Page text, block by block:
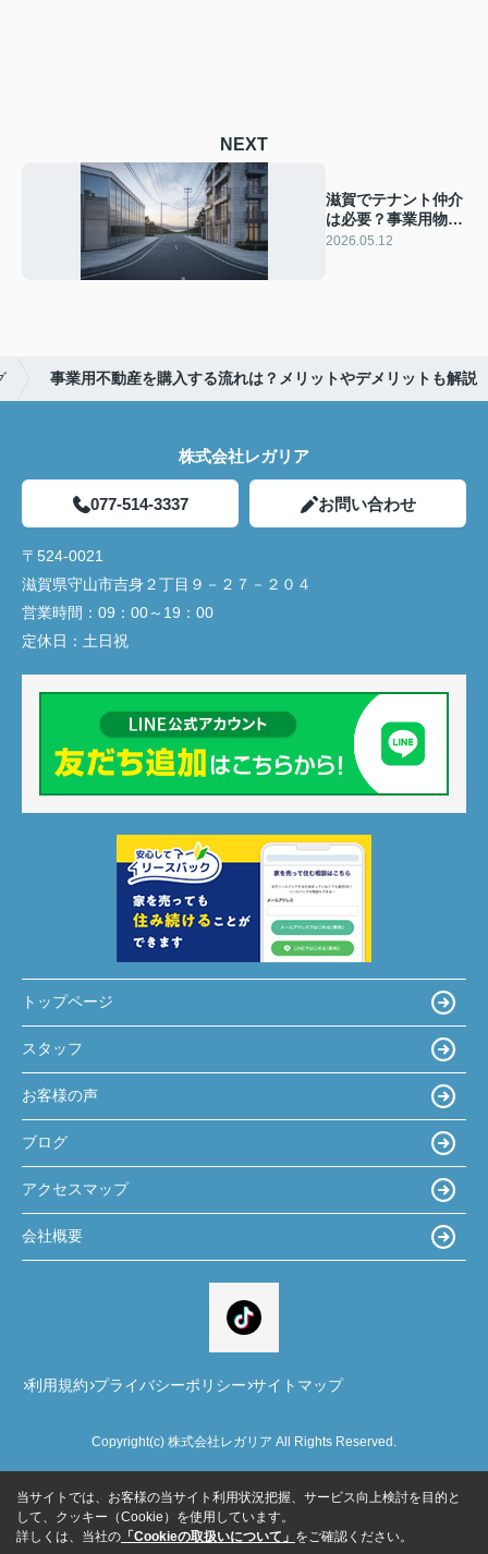
NEXT
滋賀でテナント仲介
は必要？事業用物件
の選び方おすすめポ
2026.05.12
事業用不動産を購入する流れは？メリットやデメリットも解説
株式会社レガリア
077-514-3337 お問い合わせ
〒524-0021
滋賀県守山市吉身２丁目９－２７－２０４
営業時間： 09：00～19：00
定休日： 土日祝
トップページ
スタッフ
お客様の声
ブログ
アクセスマップ
会社概要
利用規約 プライバシーポリシー サイトマップ
Copyright(c) 株式会社レガリア All Rights Reserved.
当サイトでは、お客様の当サイト利用状況把握、サービス向上検討を目的と
して、クッキー（Cookie）を使用しています。
詳しくは、当社の 「Cookieの取扱いについて」 をご確認ください。